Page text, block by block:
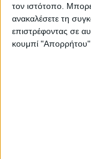
τον ιστότοπο.
ανακαλέσετε τη
επιστρέφοντας σε
κουμπί "Απορρήτου"